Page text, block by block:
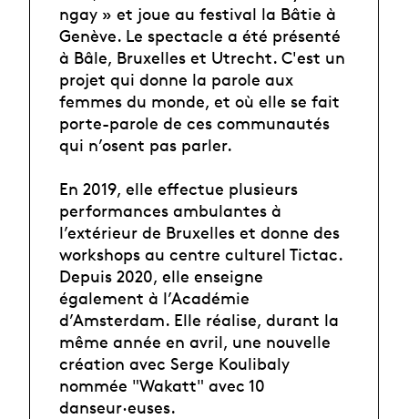
ngay » et joue au festival la Bâtie à
Genève. Le spectacle a été présenté
à Bâle, Bruxelles et Utrecht. C'est un
projet qui donne la parole aux
femmes du monde, et où elle se fait
porte-parole de ces communautés
qui n’osent pas parler.
En 2019, elle effectue plusieurs
performances ambulantes à
l’extérieur de Bruxelles et donne des
workshops au centre culturel Tictac.
Depuis 2020, elle enseigne
également à l’Académie
d’Amsterdam. Elle réalise, durant la
même année en avril, une nouvelle
création avec Serge Koulibaly
nommée "Wakatt" avec 10
danseur·euses.